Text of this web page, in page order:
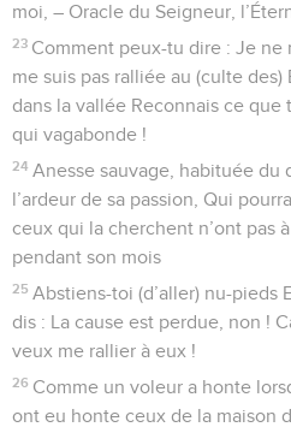
moi, – Oracle du Seigneur,
23 Comment peux-tu dire : Je ne
me suis pas ralliée au (culte des)
dans la vallée Reconnais ce
qui vagabonde !
24 Anesse sauvage, habituée du
l’ardeur de sa passion, Qui
ceux qui la cherchent n’ont pas
pendant son mois
25 Abstiens-toi (d’aller) nu-pieds
dis : La cause est perdue, non !
veux me rallier à eux !
26 Comme un voleur a honte
ont eu honte ceux de la maison